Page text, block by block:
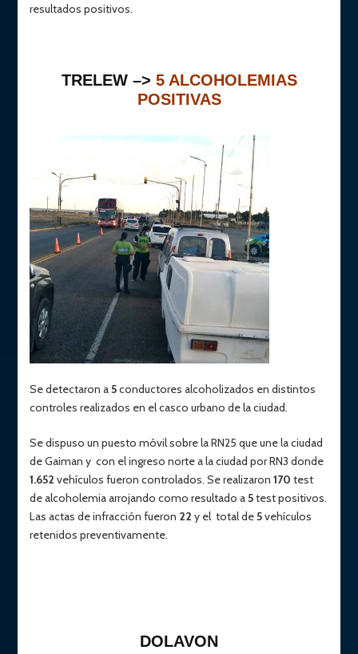
resultados positivos.
TRELEW –> 5 ALCOHOLEMIAS
POSITIVAS
Se detectaron a5conductores alcoholizados en distintos
controles realizados en el casco urbano de la ciudad.
Se dispuso un puesto móvil sobre la RN25 que une la ciudad
de Gaiman y con el ingreso norte a la ciudad por RN3 donde
1.652 vehículos fueron controlados. Se realizaron170 test
de alcoholemia arrojando como resultado a5test positivos.
Las actas de infracción fueron 22 y el total de5vehículos
retenidos preventivamente.
DOLAVON